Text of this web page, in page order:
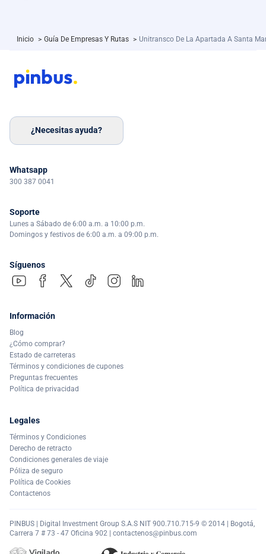
Inicio > Guía De Empresas Y Rutas > Unitransco De La Apartada A Santa
¿Necesitas ayuda?
Whatsapp
300 387 0041
Soporte
Lunes a Sábado de 6:00 a.m. a 10:00 p.m.
Domingos y festivos de 6:00 a.m. a 09:00 p.m.
Síguenos
Información
Blog
¿Cómo comprar?
Estado de carreteras
Términos y condiciones de cupones
Preguntas frecuentes
Política de privacidad
Legales
Términos y Condiciones
Derecho de retracto
Condiciones generales de viaje
Póliza de seguro
Política de Cookies
Contactenos
PINBUS | Digital Investment Group S.A.S NIT 900.710.715-9 © 2014 | Bogotá,
Carrera 7 # 73 - 47 Oficina 902 | contactenos@pinbus.com